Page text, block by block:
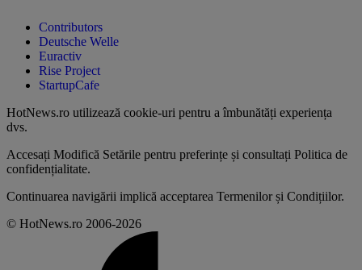
Contributors
Deutsche Welle
Euractiv
Rise Project
StartupCafe
HotNews.ro utilizează cookie-uri pentru a îmbunătăți experiența
dvs.
Accesați Modifică Setările pentru preferințe și consultați Politica de
confidențialitate.
Continuarea navigării implică acceptarea Termenilor și Condițiilor.
© HotNews.ro 2006-2026